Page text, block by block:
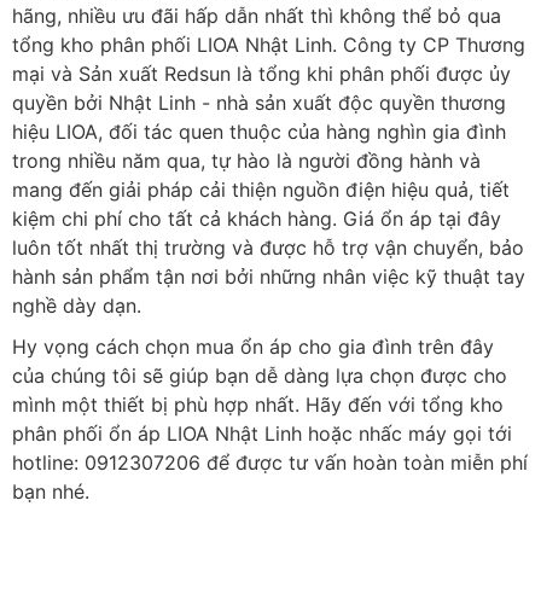
hãng, nhiều ưu đãi hấp dẫn nhất thì không thể bỏ qua
tổng kho phân phối LIOA Nhật Linh. Công ty CP Thương
mại và Sản xuất Redsun là tổng khi phân phối được ủy
quyền bởi Nhật Linh - nhà sản xuất độc quyền thương
hiệu LIOA, đối tác quen thuộc của hàng nghìn gia đình
trong nhiều năm qua, tự hào là người đồng hành và
mang đến giải pháp cải thiện nguồn điện hiệu quả, tiết
kiệm chi phí cho tất cả khách hàng. Giá ổn áp tại đây
luôn tốt nhất thị trường và được hỗ trợ vận chuyển, bảo
hành sản phẩm tận nơi bởi những nhân việc kỹ thuật tay
nghề dày dạn.
Hy vọng cách chọn mua ổn áp cho gia đình trên đây
của chúng tôi sẽ giúp bạn dễ dàng lựa chọn được cho
mình một thiết bị phù hợp nhất. Hãy đến với tổng kho
phân phối ổn áp LIOA Nhật Linh hoặc nhấc máy gọi tới
hotline: 0912307206 để được tư vấn hoàn toàn miễn phí
bạn nhé.